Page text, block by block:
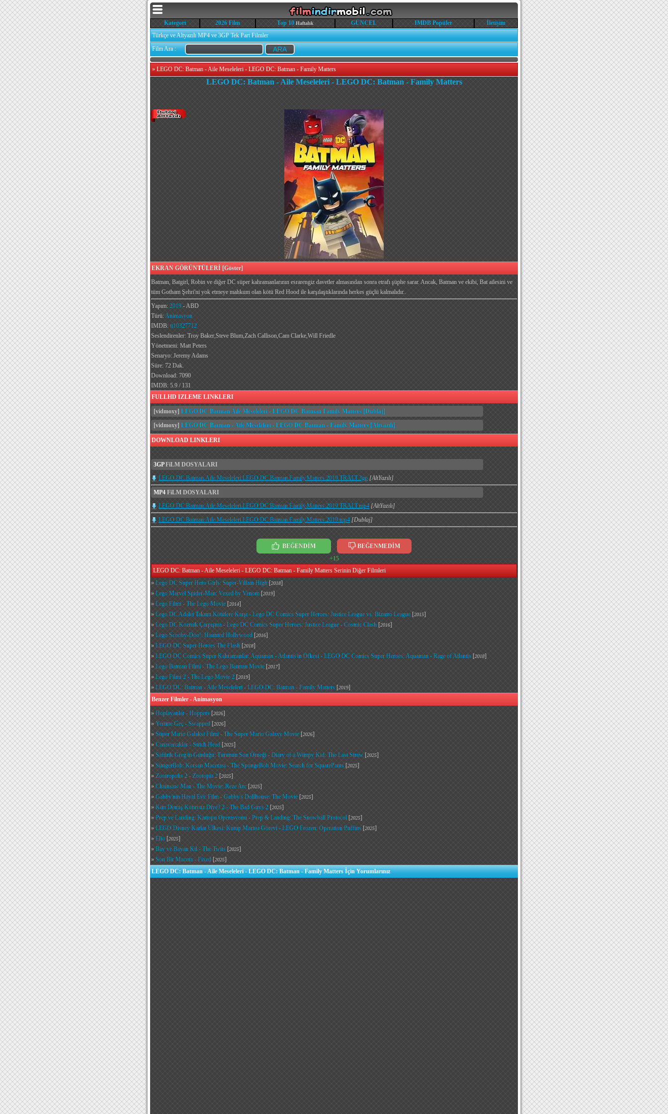
Kategori 2026 Film Top 10 Haftalık GÜNCEL IMDB Popüler
İletişim
Türkçe ve Altyazılı MP4 ve 3GP Tek Part Filmler
Film Ara :
» LEGO DC: Batman - Aile Meseleleri - LEGO DC: Batman - Family Matters
LEGO DC: Batman - Aile Meseleleri - LEGO DC: Batman - Family Matters
EKRAN GÖRÜNTÜLERİ [Göster]
Batman, Batgirl, Robin ve diğer DC süper kahramanlarının esrarengiz davetler almasından sonra etrafı şüphe sarar. Ancak, Batman ve ekibi, Bat ailesini ve
tüm Gotham Şehri'ni yok etmeye mahkum olan kötü Red Hood ile karşılaştıklarında herkes güçlü kalmalıdır..
Yapım: 2019 - ABD
Türü:Animasyon
IMDB: tt10327712
Seslendirenler: Troy Baker,Steve Blum,Zach Callison,Cam Clarke,Will Friedle
Yönetmeni: Matt Peters
Senaryo: Jeremy Adams
Süre: 72 Dak.
Download: 7090
IMDB: 5.9 / 131
FULLHD IZLEME LINKLERI
[vidmoxy] LEGO DC Batman Aile Meseleleri - LEGO DC Batman Family Matters [Dublaj]
[vidmoxy] LEGO DC Batman - Aile Meseleleri - LEGO DC Batman - Family Matters [Altyazılı]
DOWNLOAD LINKLERI
3GPFiLM DOSYALARI
LEGO.DC.Batman.Aile.Meseleleri.LEGO.DC.Batman.Family.Matters.2019.TRALT.3gp [AltYazılı]
MP4 FiLM DOSYALARI
LEGO.DC.Batman.Aile.Meseleleri.LEGO.DC.Batman.Family.Matters.2019.TRALT.mp4 [AltYazılı]
LEGO.DC.Batman.Aile.Meseleleri.LEGO.DC.Batman.Family.Matters.2019.mp4 [Dublaj]
BEĞENDİM
BEĞENMEDİM
+15
LEGO DC: Batman - Aile Meseleleri - LEGO DC: Batman - Family Matters Serinin Diğer Filmleri
» Lego DC Super Hero Girls: Super-Villain High [2018]
» Lego Marvel Spider-Man: Vexed by Venom [2019]
» Lego Filmi - The Lego Movie [2014]
» Lego DC Adalet Takımı Kötülere Karşı - Lego DC Comics Super Heroes: Justice League vs. Bizarro League [2015]
» Lego DC Kozmik Çarpışma - Lego DC Comics Super Heroes: Justice League - Cosmic Clash [2016]
» Lego Scooby-Doo!: Haunted Hollywood [2016]
» LEGO DC Super Heroes The Flash [2018]
» LEGO DC Comics Süper Kahramanlar: Aquaman - Atlantis'in Öfkesi - LEGO DC Comics Super Heroes: Aquaman - Rage of Atlantis [2018]
» Lego Batman Filmi - The Lego Batman Movie [2017]
» Lego Filmi 2 - The Lego Movie 2 [2019]
» LEGO DC: Batman - Aile Meseleleri - LEGO DC: Batman - Family Matters [2019]
Benzer Filmler - Animasyon
» Hoplayanlar - Hoppers [2026]
» Yerime Geç - Swapped [2026]
» Süper Mario Galaksi Filmi - The Super Mario Galaxy Movie [2026]
» Canavarcıklar - Stitch Head [2025]
» Saftirik Greg'in Günlüğü: Türünün Son Örneği - Diary of a Wimpy Kid: The Last Straw [2025]
» SüngerBob: Korsan Macerası - The SpongeBob Movie: Search for SquarePants [2025]
» Zootropolis 2 - Zootopia 2 [2025]
» Chainsaw Man - The Movie: Reze Arc [2025]
» Gabby'nin Hayal Evi: Film - Gabby's Dollhouse: The Movie [2025]
» Kim Demiş Kötüyüz Diye? 2 - The Bad Guys 2 [2025]
» Prep ve Landing: Kartopu Operasyonu - Prep & Landing: The Snowball Protocol [2025]
» LEGO Disney Karlar Ülkesi: Kutup Martısı Görevi - LEGO Frozen: Operation Puffins [2025]
» Elio [2025]
» Bay ve Bayan Kıl - The Twits [2025]
» Son Bir Macera - Fixed [2025]
LEGO DC: Batman - Aile Meseleleri - LEGO DC: Batman - Family Matters İçin Yorumlarınız